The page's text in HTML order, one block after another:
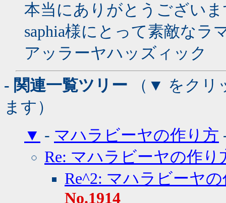
本当にありがとうござい
saphia様にとって素敵な
アッラーヤハッズィック
- 関連一覧ツリー （▼ をクリ
ます）
▼ - マハラビーヤの作り方
Re: マハラビーヤの作り
Re^2: マハラビーヤ
No.1914